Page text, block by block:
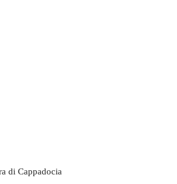
di Cappadocia